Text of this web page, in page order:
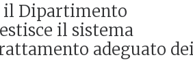
il Dipartimento
il sistema
adeguato dei